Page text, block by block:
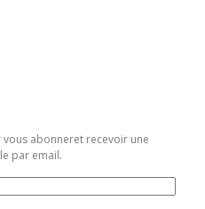
abonneret recevoir une
par email.